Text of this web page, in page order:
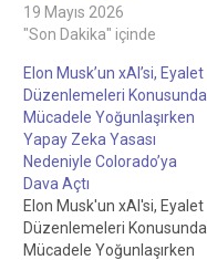
19 Mayıs 2026
"Son Dakika" içinde
Elon Musk’un xAI’si, Eyalet
Düzenlemeleri Konusunda
Mücadele Yoğunlaşırken
Yapay Zeka Yasası
Nedeniyle Colorado’ya
Dava Açtı
Elon Musk'un xAI'si, Eyalet
Düzenlemeleri Konusunda
Mücadele Yoğunlaşırken